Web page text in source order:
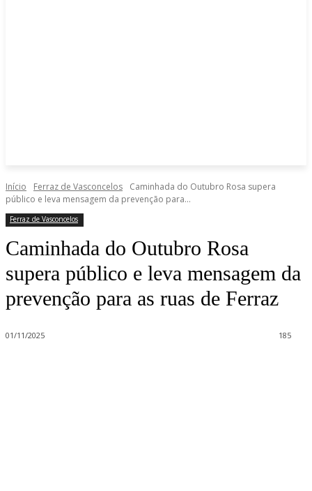
Início Ferraz de Vasconcelos
Caminhada do Outubro Rosa supera
público e leva mensagem da prevenção para...
Ferraz de Vasconcelos
Caminhada do Outubro Rosa
supera público e leva mensagem da
prevenção para as ruas de Ferraz
01/11/2025 185